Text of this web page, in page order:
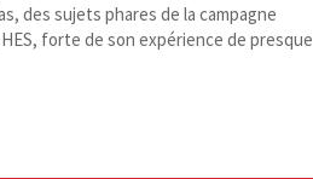
des sujets phares de la campagne
forte de son expérience de presque